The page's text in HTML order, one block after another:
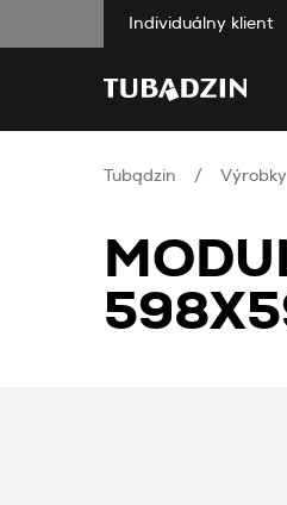
Individuálny klient
Tubądzin Výrobky